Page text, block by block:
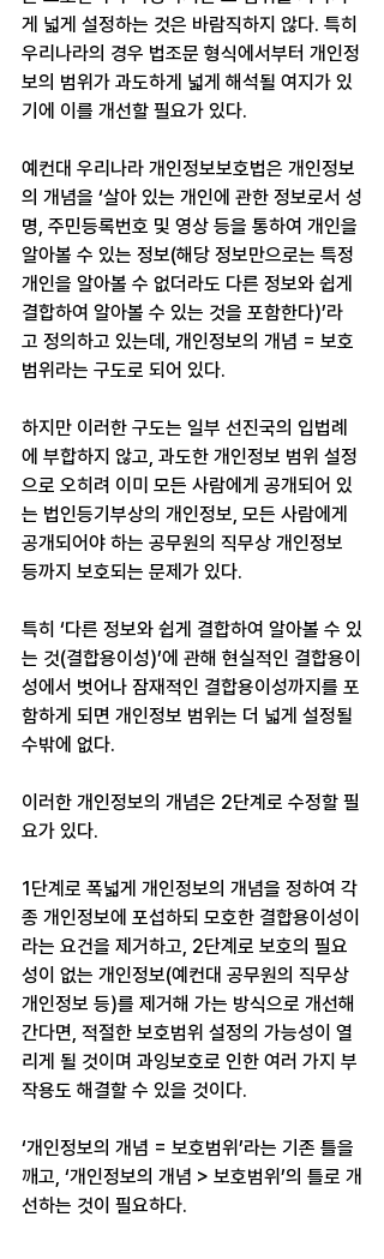
게 넓게 설정하는 것은 바람직하지 않다. 특히
우리나라의 경우 법조문 형식에서부터 개인정
보의 범위가 과도하게 넓게 해석될 여지가 있
기에 이를 개선할 필요가 있다.
예컨대 우리나라 개인정보보호법은 개인정보
의 개념을 ‘살아 있는 개인에 관한 정보로서 성
명, 주민등록번호 및 영상 등을 통하여 개인을
알아볼 수 있는 정보(해당 정보만으로는 특정
개인을 알아볼 수 없더라도 다른 정보와 쉽게
결합하여 알아볼 수 있는 것을 포함한다)’라
고 정의하고 있는데, 개인정보의 개념 = 보호
범위라는 구도로 되어 있다.
하지만 이러한 구도는 일부 선진국의 입법례
에 부합하지 않고, 과도한 개인정보 범위 설정
으로 오히려 이미 모든 사람에게 공개되어 있
는 법인등기부상의 개인정보, 모든 사람에게
공개되어야 하는 공무원의 직무상 개인정보
등까지 보호되는 문제가 있다.
특히 ‘다른 정보와 쉽게 결합하여 알아볼 수 있
는 것(결합용이성)’에 관해 현실적인 결합용이
성에서 벗어나 잠재적인 결합용이성까지를 포
함하게 되면 개인정보 범위는 더 넓게 설정될
수밖에 없다.
이러한 개인정보의 개념은 2단계로 수정할 필
요가 있다.
1단계로 폭넓게 개인정보의 개념을 정하여 각
종 개인정보에 포섭하되 모호한 결합용이성이
라는 요건을 제거하고, 2단계로 보호의 필요
성이 없는 개인정보(예컨대 공무원의 직무상
개인정보 등)를 제거해 가는 방식으로 개선해
간다면, 적절한 보호범위 설정의 가능성이 열
리게 될 것이며 과잉보호로 인한 여러 가지 부
작용도 해결할 수 있을 것이다.
‘개인정보의 개념 = 보호범위’라는 기존 틀을
깨고, ‘개인정보의 개념 > 보호범위’의 틀로 개
선하는 것이 필요하다.